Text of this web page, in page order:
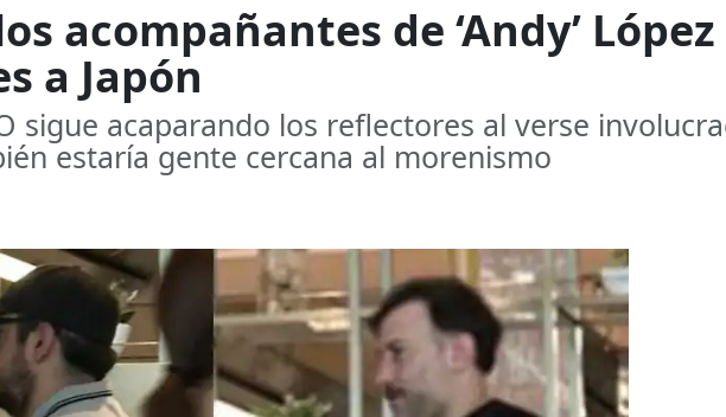
acompañantes de ‘Andy’
a Japón
sigue acaparando los reflectores al verse
estaría gente cercana al morenismo